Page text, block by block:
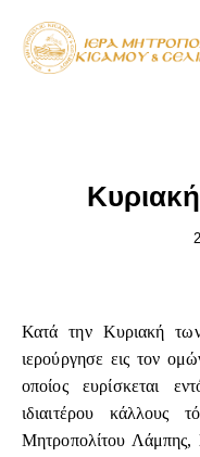
Κατά την Κυριακή
ιερούργησε εις τον
οποίος ευρίσκεται
ιδιαιτέρου κάλλους
Μητροπολίτου Λάμπης,